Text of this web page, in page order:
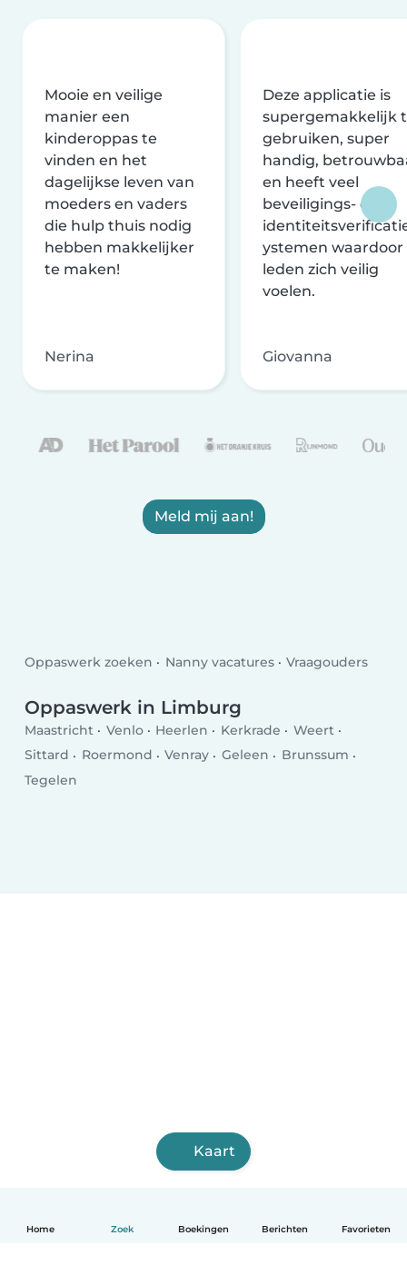
Home Zoek Boekingen Berichten Favorieten
Mooie en veilige
manier een
kinderoppas te
vinden en het
dagelijkse leven van
moeders en vaders
die hulp thuis nodig
hebben makkelijker
te maken!
Nerina
Deze applicatie is
supergemakkelijk
gebruiken, super
handig,
en heeft veel
beveiligings- en
ystemen waardoor
leden zich veilig
voelen.
Giovanna
Meld mij aan!
Oppaswerk zoeken Nanny vacatures Vraagouders
Oppaswerk in Limburg
Maastricht Venlo Heerlen Kerkrade
Weert
Sittard
Roermond Venray Geleen
Brunssum
Tegelen
Kaart